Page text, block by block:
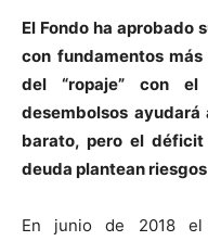
El Fondo ha aprobado
con fundamentos
del “ropaje” con
desembolsos
barato, pero el
deuda plantean
En junio de 2018 el